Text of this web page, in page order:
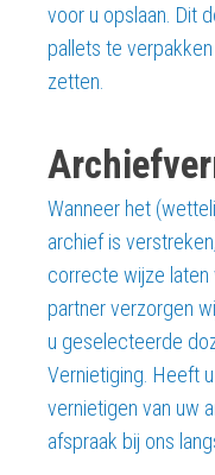
voor u opslaan. Dit
pallets te
zetten.
Wanneer het
archief is
correcte wijze laten
partner verzorgen
u geselecteerde
Vernietiging. Heeft
vernietigen van uw
afspraak bij ons